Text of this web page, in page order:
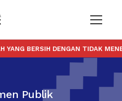
BERSIH DENGAN TIDAK
Publik